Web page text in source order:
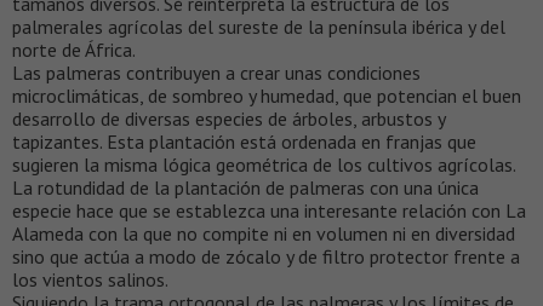
palmerales agrícolas del sureste de la península ibérica y del
norte de África.
Las palmeras contribuyen a crear unas condiciones
microclimáticas, de sombreo y humedad, que potencian el buen
desarrollo de diversas especies de árboles, arbustos y
tapizantes. Esta plantación está ordenada en franjas que
sugieren la misma lógica geométrica de los cultivos agrícolas.
La rotundidad de la plantación de palmeras con una única
especie hace que se establezca una interesante relación con La
Alameda con la que no compite ni en volumen ni en diversidad
sino que actúa a modo de zócalo y de filtro protector frente a
los vientos salinos.